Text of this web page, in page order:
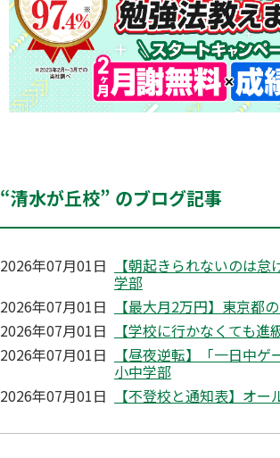
“清水が丘校” のブログ記事
2026年07月01日 【朝起きられないのは
学部
2026年07月01日
【最大月2万円】東京都
2026年07月01日
【学校に行かなくても
2026年07月01日
【昼夜逆転】「一日中
小中学部
2026年07月01日
【不登校と通知表】オ